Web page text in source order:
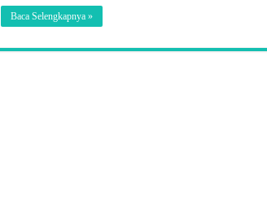
Baca Selengkapnya »